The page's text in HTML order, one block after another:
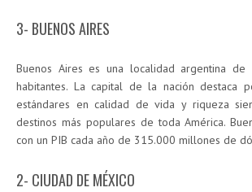
3- BUENOS AIRES
Buenos Aires es una localidad argentina
habitantes. La capital de la nación destaca
estándares en calidad de vida y riqueza
destinos más populares de toda América.
con un PIB cada año de 315.000 millones de
2- CIUDAD DE MÉXICO